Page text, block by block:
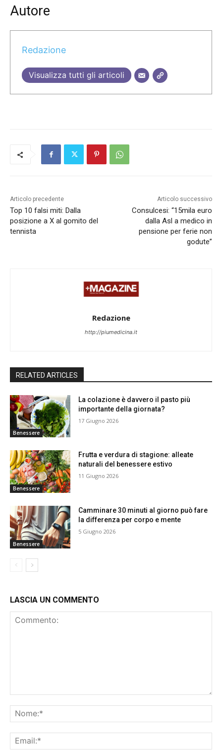
Autore
Redazione
Visualizza tutti gli articoli
Articolo precedente
Top 10 falsi miti: Dalla
posizione a X al gomito del
tennista
Articolo successivo
Consulcesi: “15mila euro
dalla Asl a medico in
pensione per ferie non
godute”
Redazione
http://piumedicina.it
RELATED ARTICLES
Benessere
La colazione è davvero il pasto più
importante della giornata?
17 Giugno 2026
Benessere
Frutta e verdura di stagione: alleate
naturali del benessere estivo
11 Giugno 2026
Benessere
Camminare 30 minuti al giorno può fare
la differenza per corpo e mente
5 Giugno 2026
LASCIA UN COMMENTO